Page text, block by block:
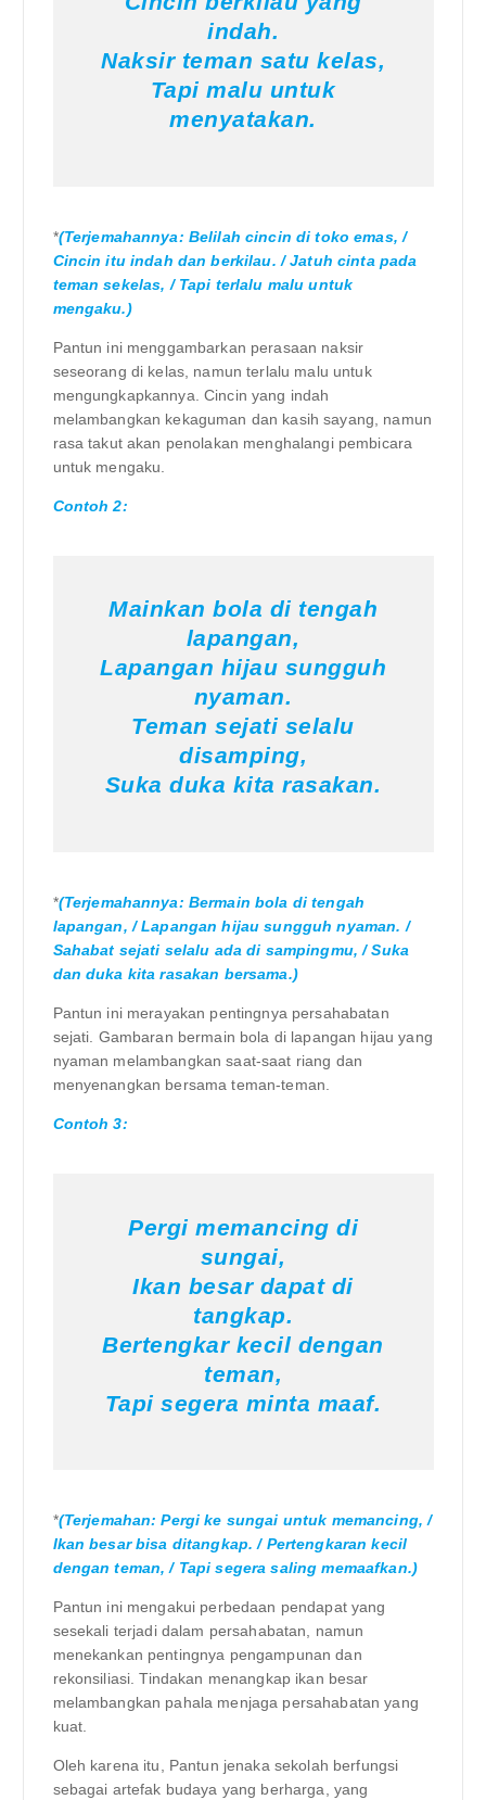
indah.
Naksir teman satu kelas,
Tapi malu untuk
menyatakan.
*(Terjemahannya: Belilah cincin di toko emas, /
Cincin itu indah dan berkilau. / Jatuh cinta pada
teman sekelas, / Tapi terlalu malu untuk
mengaku.)
Pantun ini menggambarkan perasaan naksir
seseorang di kelas, namun terlalu malu untuk
mengungkapkannya. Cincin yang indah
melambangkan kekaguman dan kasih sayang, namun
rasa takut akan penolakan menghalangi pembicara
untuk mengaku.
Contoh 2:
Mainkan bola di tengah
lapangan,
Lapangan hijau sungguh
nyaman.
Teman sejati selalu
disamping,
Suka duka kita rasakan.
*(Terjemahannya: Bermain bola di tengah
lapangan, / Lapangan hijau sungguh nyaman. /
Sahabat sejati selalu ada di sampingmu, / Suka
dan duka kita rasakan bersama.)
Pantun ini merayakan pentingnya persahabatan
sejati. Gambaran bermain bola di lapangan hijau yang
nyaman melambangkan saat-saat riang dan
menyenangkan bersama teman-teman.
Contoh 3:
Pergi memancing di
sungai,
Ikan besar dapat di
tangkap.
Bertengkar kecil dengan
teman,
Tapi segera minta maaf.
*(Terjemahan: Pergi ke sungai untuk memancing, /
Ikan besar bisa ditangkap. / Pertengkaran kecil
dengan teman, / Tapi segera saling memaafkan.)
Pantun ini mengakui perbedaan pendapat yang
sesekali terjadi dalam persahabatan, namun
menekankan pentingnya pengampunan dan
rekonsiliasi. Tindakan menangkap ikan besar
melambangkan pahala menjaga persahabatan yang
kuat.
Oleh karena itu, Pantun jenaka sekolah berfungsi
sebagai artefak budaya yang berharga, yang